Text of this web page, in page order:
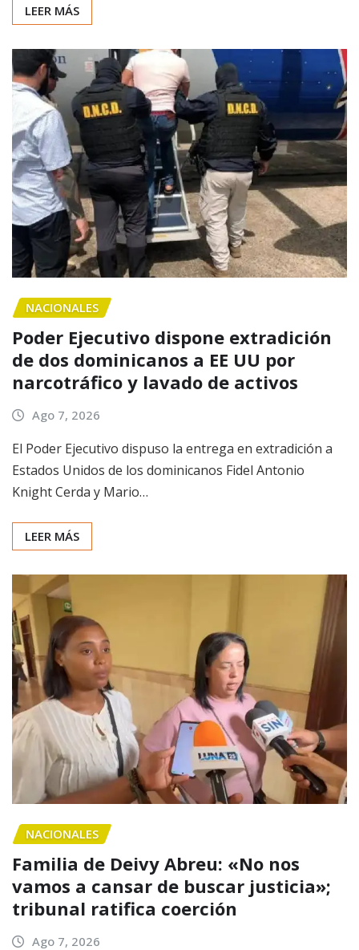
LEER MÁS
NACIONALES
Poder Ejecutivo dispone extradición
de dos dominicanos a EE UU por
narcotráfico y lavado de activos
Ago 7, 2026
El Poder Ejecutivo dispuso la entrega en extradición a
Estados Unidos de los dominicanos Fidel Antonio
Knight Cerda y Mario…
LEER MÁS
NACIONALES
Familia de Deivy Abreu: «No nos
vamos a cansar de buscar justicia»;
tribunal ratifica coerción
Ago 7, 2026